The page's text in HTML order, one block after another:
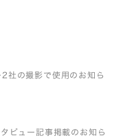
社の撮影で使用のお知ら
ビュー記事掲載のお知ら